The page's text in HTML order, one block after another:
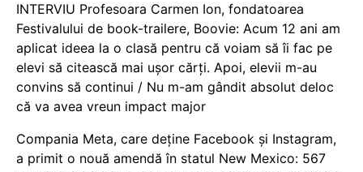
INTERVIU Profesoara Carmen Ion, fondatoarea
Festivalului de book-trailere, Boovie: Acum 12 ani am
aplicat ideea la o clasă pentru că voiam să îi fac pe
elevi să citească mai ușor cărți. Apoi, elevii m-au
convins să continui / Nu m-am gândit absolut deloc
că va avea vreun impact major
Compania Meta, care deține Facebook și Instagram,
a primit o nouă amendă în statul New Mexico: 567